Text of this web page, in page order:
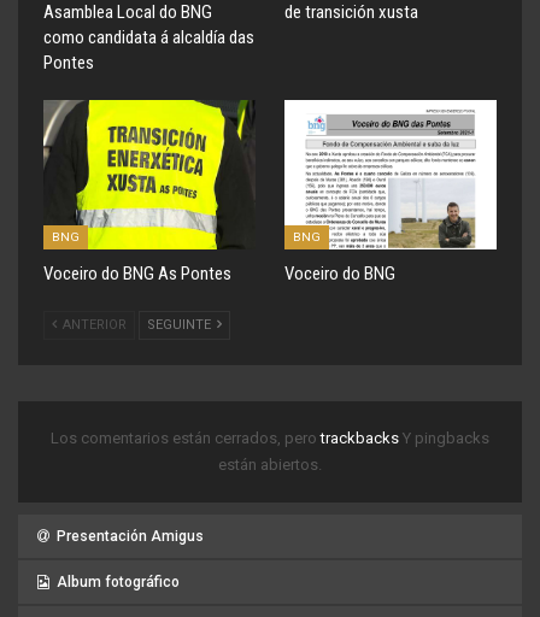
Asamblea Local do BNG
como candidata á alcaldía das
Pontes
de transición xusta
BNG
Voceiro do BNG As Pontes
BNG
Voceiro do BNG
ANTERIOR SEGUINTE
Los comentarios están cerrados, perotrackbacks Y pingbacks
están abiertos.
Presentación Amigus
Album fotográfico